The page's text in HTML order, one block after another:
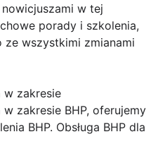
w tej
porady i szkolenia,
wszystkimi zmianami
w zakresie
zakresie BHP, oferujemy
BHP. Obsługa BHP dla